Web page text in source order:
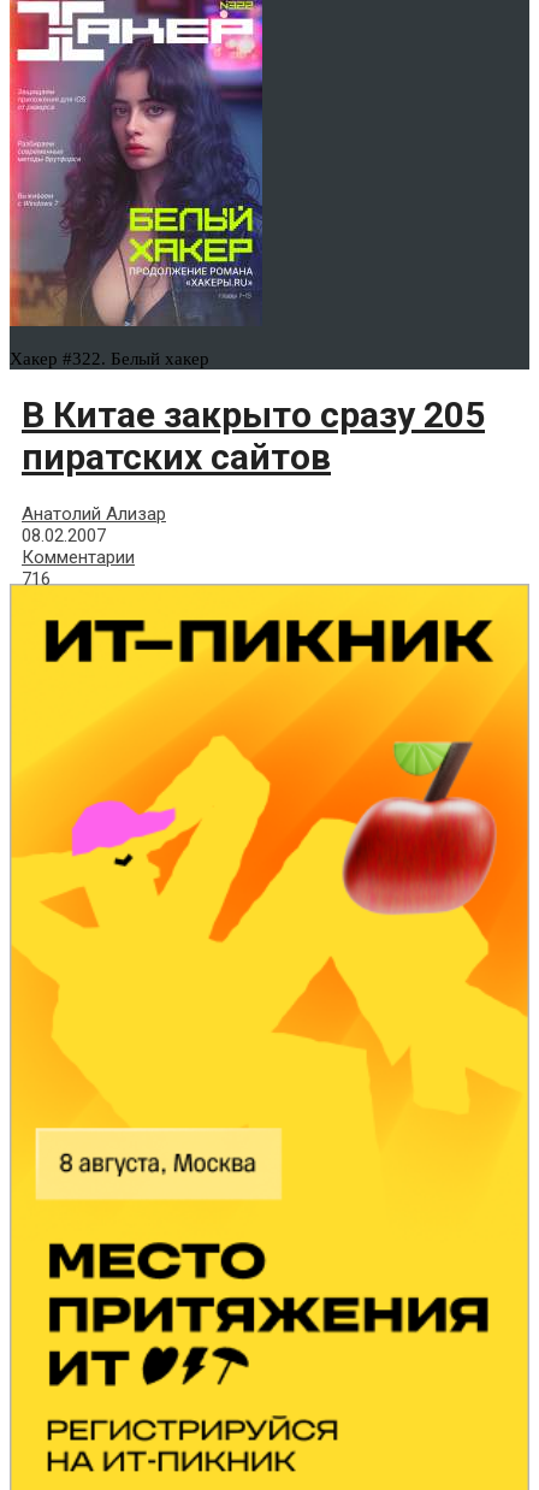
Хакер #322. Белый хакер
В Китае закрыто сразу 205
пиратских сайтов
Анатолий Ализар
08.02.2007
Комментарии
716